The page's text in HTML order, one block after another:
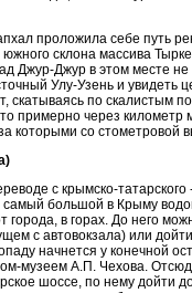
проложила себе путь
склона массива
Джур-Джур в этом месте
Улу-Узень и увидеть
скатываясь по скалистым
примерно через километр
которыми со стометровой
с крымско-
самый большой в Крыму
города, в горах. До него
с автовокзала) или
начнется у конечной
музеем А.П. Чехова.
шоссе, по нему дойти